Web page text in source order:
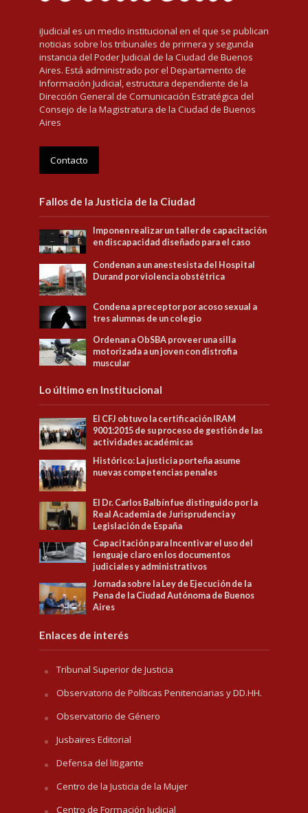
iJudicial es un medio institucional en el que se publican
noticias sobre los tribunales de primera y segunda
instancia del Poder Judicial de la Ciudad de Buenos
Aires. Está administrado por el Departamento de
Información Judicial, estructura dependiente de la
Dirección General de Comunicación Estratégica del
Consejo de la Magistratura de la Ciudad de Buenos
Aires
Contacto
Fallos de la Justicia de la Ciudad
Imponen realizar un taller de capacitación
en discapacidad diseñado para el caso
Condenan a un anestesista del Hospital
Durand por violencia obstétrica
Condena a preceptor por acoso sexual a
tres alumnas de un colegio
Ordenan a ObSBA proveer una silla
motorizada a un joven con distrofia
muscular
Lo último en Institucional
El CFJ obtuvo la certificación IRAM
9001:2015 de su proceso de gestión de las
actividades académicas
Histórico: La justicia porteña asume
nuevas competencias penales
El Dr. Carlos Balbín fue distinguido por la
Real Academia de Jurisprudencia y
Legislación de España
Capacitación para Incentivar el uso del
lenguaje claro en los documentos
judiciales y administrativos
Jornada sobre la Ley de Ejecución de la
Pena de la Ciudad Autónoma de Buenos
Aires
Enlaces de interés
Tribunal Superior de Justicia
Observatorio de Políticas Penitenciarias y DD.HH.
Observatorio de Género
Jusbaires Editorial
Defensa del litigante
Centro de la Justicia de la Mujer
Centro de Formación Judicial